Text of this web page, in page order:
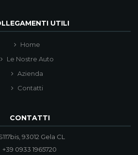
UTILI
Home
Le Nostre Auto
Azienda
Contatti
CONTATTI
93012 Gela CL
+39 0933 1965720